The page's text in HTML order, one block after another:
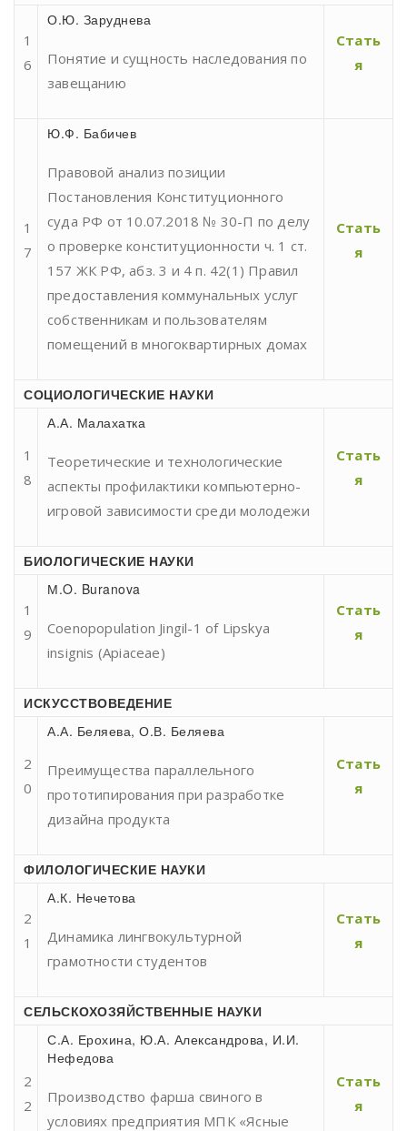
1
6
О.Ю. Заруднева
Понятие и сущность наследования по
завещанию
Стать
я
1
7
Ю.Ф. Бабичев
Правовой анализ позиции
Постановления Конституционного
суда РФ от 10.07.2018 № 30-П по делу
о проверке конституционности ч. 1 ст.
157 ЖК РФ, абз. 3 и 4 п. 42(1) Правил
предоставления коммунальных услуг
собственникам и пользователям
помещений в многоквартирных домах
Стать
я
СОЦИОЛОГИЧЕСКИЕ НАУКИ
1
8
А.А. Малахатка
Теоретические и технологические
аспекты профилактики компьютерно-
игровой зависимости среди молодежи
Стать
я
БИОЛОГИЧЕСКИЕ НАУКИ
1
9
М.O. Buranova
Coenopopulation Jingil-1 of Lipskya
insignis (Apiaceae)
Стать
я
ИСКУССТВОВЕДЕНИЕ
2
0
А.А. Беляева, О.В. Беляева
Преимущества параллельного
прототипирования при разработке
дизайна продукта
Стать
я
ФИЛОЛОГИЧЕСКИЕ НАУКИ
2
1
А.К. Нечетова
Динамика лингвокультурной
грамотности студентов
Стать
я
СЕЛЬСКОХОЗЯЙСТВЕННЫЕ НАУКИ
2
2
С.А. Ерохина, Ю.А. Александрова, И.И.
Нефедова
Производство фарша свиного в
условиях предприятия МПК «Ясные
Стать
я